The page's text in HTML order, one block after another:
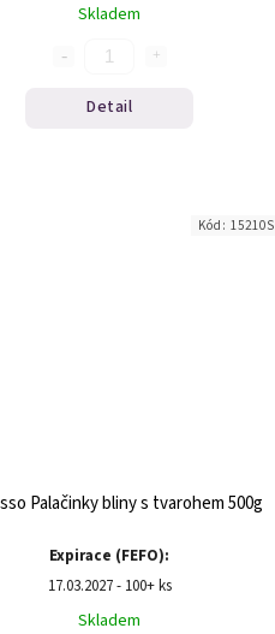
Skladem
Detail
Palačinky bliny s tvarohem 500g
Expirace (FEFO):
17.03.2027 - 100+ ks
Skladem
Kód: 15210S